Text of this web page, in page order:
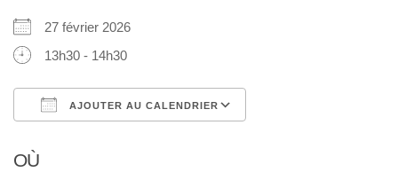
27 février 2026
13h30 - 14h30
AJOUTER AU CALENDRIER
OÙ